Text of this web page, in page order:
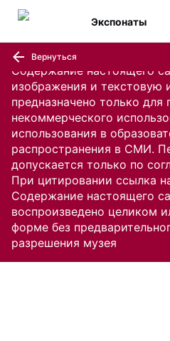
Содержание настоящего
изображения и текстовую
предназначено только для
некоммерческого
использования в
распространения в СМИ.
допускается только по
При цитировании ссылка
Содержание настоящего
воспроизведено целиком
форме без
разрешения музея
Экспонаты
Вернуться